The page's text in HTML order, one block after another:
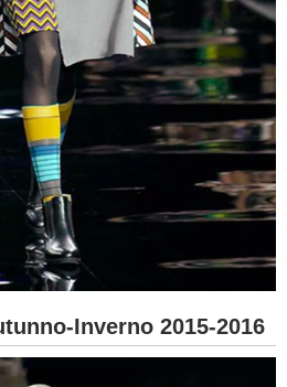
Inverno 2015-2016